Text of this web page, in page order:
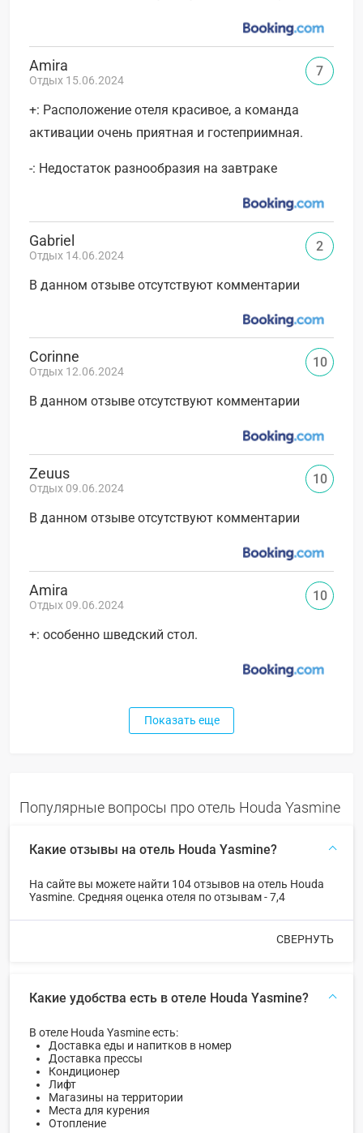
Amira
Отдых 15.06.2024
+: Расположение отеля красивое, а команда
активации очень приятная и гостеприимная.
-: Недостаток разнообразия на завтраке
7
Gabriel
Отдых 14.06.2024
В данном отзыве отсутствуют комментарии
2
Corinne
Отдых 12.06.2024
В данном отзыве отсутствуют комментарии
10
Zeuus
Отдых 09.06.2024
В данном отзыве отсутствуют комментарии
10
Amira
Отдых 09.06.2024
+: особенно шведский стол.
10
Показать еще
Популярные вопросы про отель Houda Yasmine
Какие отзывы на отель Houda Yasmine?
На сайте вы можете найти 104 отзывов на отель Houda
Yasmine. Средняя оценка отеля по отзывам - 7,4
СВЕРНУТЬ
Какие удобства есть в отеле Houda Yasmine?
В отеле Houda Yasmine есть:
Доставка еды и напитков в номер
Доставка прессы
Кондиционер
Лифт
Магазины на территории
Места для курения
Отопление